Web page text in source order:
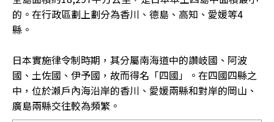
的。在行政區劃上劃分為香川、德島、高知、愛媛等4
縣。
日本實施律令制時期，其分屬南海道中的讚岐國、阿波
國、土佐國、伊予國，故而得名「四國」。在四國四縣之
中，位於瀨戶內海沿岸的香川、愛媛兩縣和對岸的岡山、
廣島兩縣交往較為頻繁。